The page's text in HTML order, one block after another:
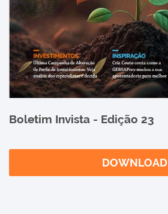
Boletim Invista - Edição 23
DOWNLOAD